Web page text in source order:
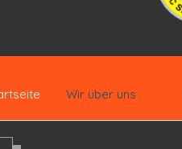
Wir über uns